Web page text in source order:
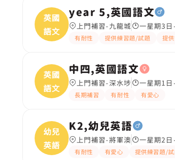
英國
語文
year 5,英國語文
上門補習-九龍城 一星期3
有耐性 提供練習題/試題 提
英國
語文
中四,英國語文
上門補習-深水埗 一星期1
長期補習 有耐性 有愛心
幼兒
英語
K2,幼兒英語
上門補習-將軍澳 一星期2
有耐性 有愛心 提供練習題/